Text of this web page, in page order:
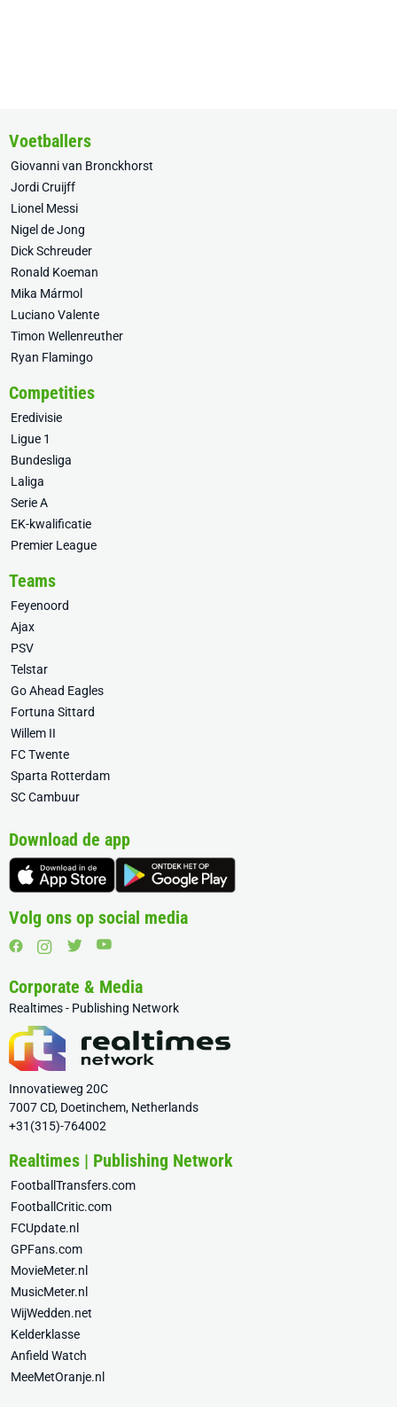
Voetballers
Giovanni van Bronckhorst
Jordi Cruijff
Lionel Messi
Nigel de Jong
Dick Schreuder
Ronald Koeman
Mika Mármol
Luciano Valente
Timon Wellenreuther
Ryan Flamingo
Competities
Eredivisie
Ligue 1
Bundesliga
Laliga
Serie A
EK-kwalificatie
Premier League
Teams
Feyenoord
Ajax
PSV
Telstar
Go Ahead Eagles
Fortuna Sittard
Willem II
FC Twente
Sparta Rotterdam
SC Cambuur
Download de app
Volg ons op social media
Corporate & Media
Realtimes - Publishing Network
Innovatieweg 20C
7007 CD, Doetinchem, Netherlands
+31(315)-764002
Realtimes | Publishing Network
FootballTransfers.com
FootballCritic.com
FCUpdate.nl
GPFans.com
MovieMeter.nl
MusicMeter.nl
WijWedden.net
Kelderklasse
Anfield Watch
MeeMetOranje.nl